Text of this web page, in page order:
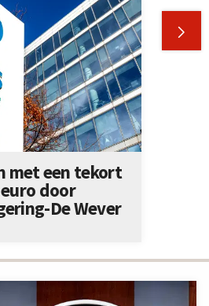

met een tekort
door
De Wever